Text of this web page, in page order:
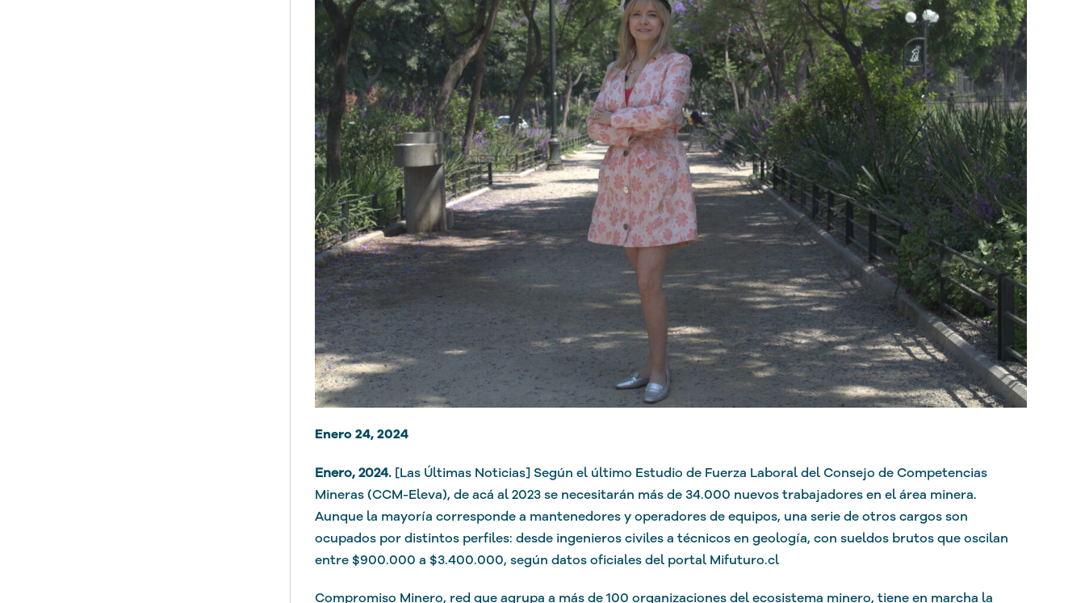
Enero 24, 2024
Enero, 2024. [Las Últimas Noticias] Según el último Estudio de Fuerza Laboral del Consejo de Competencias
Mineras (CCM-Eleva), de acá al 2023 se necesitarán más de 34.000 nuevos trabajadores en el área minera.
Aunque la mayoría corresponde a mantenedores y operadores de equipos, una serie de otros cargos son
ocupados por distintos perfiles: desde ingenieros civiles a técnicos en geología, con sueldos brutos que oscilan
entre $900.000 a $3.400.000, según datos oficiales del portal Mifuturo.cl
Compromiso Minero, red que agrupa a más de 100 organizaciones del ecosistema minero, tiene en marcha la